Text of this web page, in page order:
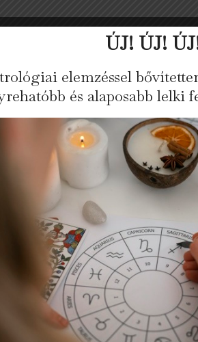
ÚJ! ÚJ!
elemzéssel
és alaposabb lelki